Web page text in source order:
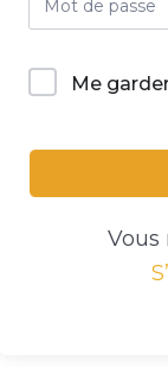
Me
Vous